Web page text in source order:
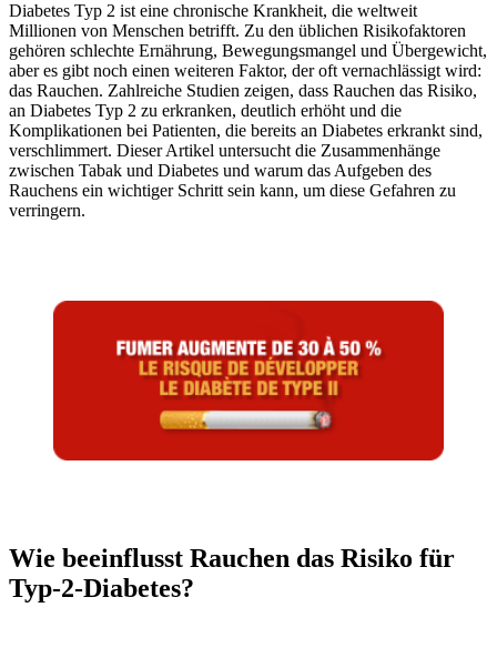
Diabetes Typ 2 ist eine chronische Krankheit, die weltweit
Millionen von Menschen betrifft. Zu den üblichen Risikofaktoren
gehören schlechte Ernährung, Bewegungsmangel und Übergewicht,
aber es gibt noch einen weiteren Faktor, der oft vernachlässigt wird:
das Rauchen. Zahlreiche Studien zeigen, dass Rauchen das Risiko,
an Diabetes Typ 2 zu erkranken, deutlich erhöht und die
Komplikationen bei Patienten, die bereits an Diabetes erkrankt sind,
verschlimmert. Dieser Artikel untersucht die Zusammenhänge
zwischen Tabak und Diabetes und warum das Aufgeben des
Rauchens ein wichtiger Schritt sein kann, um diese Gefahren zu
verringern.
Wie beeinflusst Rauchen das Risiko für
Typ-2-Diabetes?